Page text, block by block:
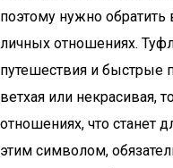
поэтому нужно
личных отношениях.
путешествия и быстрые
ветхая или некрасивая,
отношениях, что станет
этим символом,